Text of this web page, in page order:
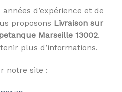
d’expérience et de
proposons Livraison sur
Marseille 13002.
plus d’informations.
notre site :